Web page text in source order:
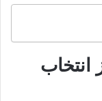
انتخاب